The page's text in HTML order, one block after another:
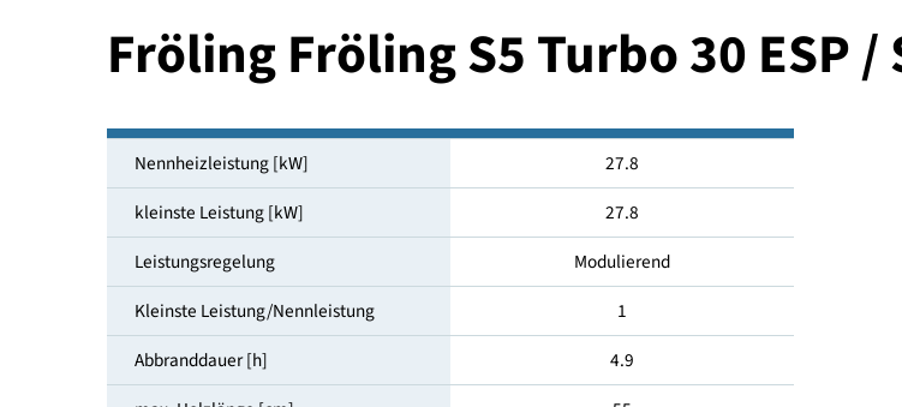
Fröling Fröling S5 Turbo 30
Nennheizleistung [kW]
kleinste Leistung [kW]
Leistungsregelung
Kleinste Leistung/Nennleistung
1